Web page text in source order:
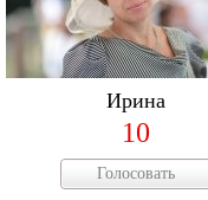
Ирина
10
Голосовать